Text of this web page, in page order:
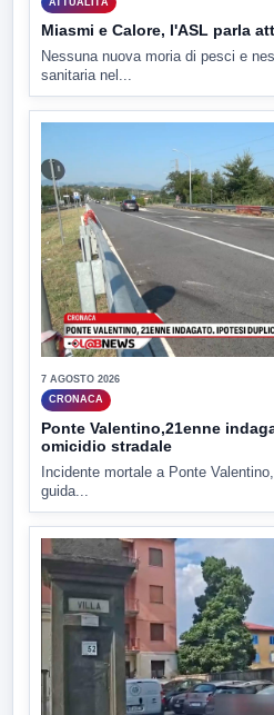
Miasmi e Calore, l'ASL parla
Nessuna nuova moria di pesci e
sanitaria nel...
7 AGOSTO 2026
CRONACA
Ponte Valentino,21enne
omicidio stradale
Incidente mortale a Ponte
guida...